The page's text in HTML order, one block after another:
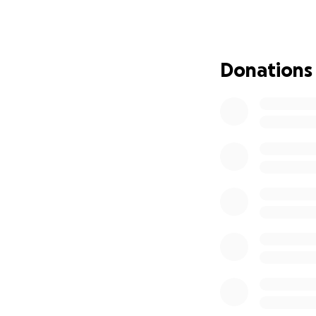
una meta de
agradeceré
Con mucha fe,
Donations